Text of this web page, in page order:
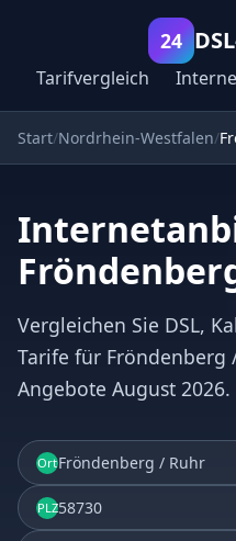
24
Tarifvergleich
Start Nordrhein-Westfalen
Vergleichen Sie DSL,
Tarife für Fröndenberg
Angebote August 2026.
OrtFröndenberg / Ruhr
PLZ58730